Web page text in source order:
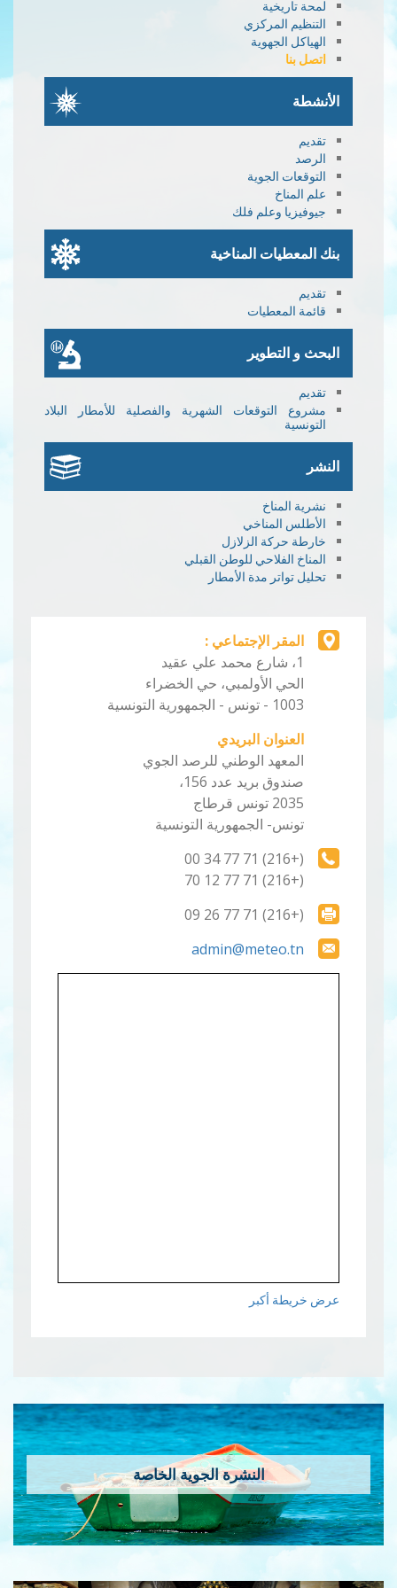
لمحة تاريخية
التنظيم المركزي
الهياكل الجهوية
اتصل بنا
الأنشطة
تقديم
الرصد
التوقعات الجوية
علم المناخ
جيوفيزيا وعلم فلك
بنك المعطيات المناخية
تقديم
قائمة المعطيات
البحث و التطوير
تقديم
مشروع التوقعات الشهرية والفصلية للأمطار البلاد
التونسية
النشر
نشرية المناخ
الأطلس المناخي
خارطة حركة الزلازل
المناخ الفلاحي للوطن القبلي
تحليل تواتر مدة الأمطار
المقر الإجتماعي :
1، شارع محمد علي عقيد
الحي الأولمبي، حي الخضراء
1003 - تونس - الجمهورية التونسية
العنوان البريدي
المعهد الوطني للرصد الجوي
صندوق بريد عدد 156،
2035 تونس قرطاج
تونس- الجمهورية التونسية
(+216) 71 77 34 00
(+216) 71 77 12 70
(+216) 71 77 26 09
admin@meteo.tn
عرض خريطة أكبر
النشرة الجوية الخاصة